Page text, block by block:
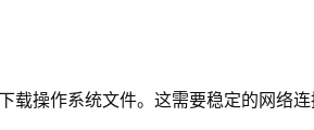
载操作系统文件。这需要稳定的网络